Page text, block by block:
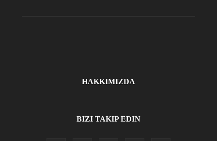
HAKKIMIZDA
BIZI TAKIP EDIN